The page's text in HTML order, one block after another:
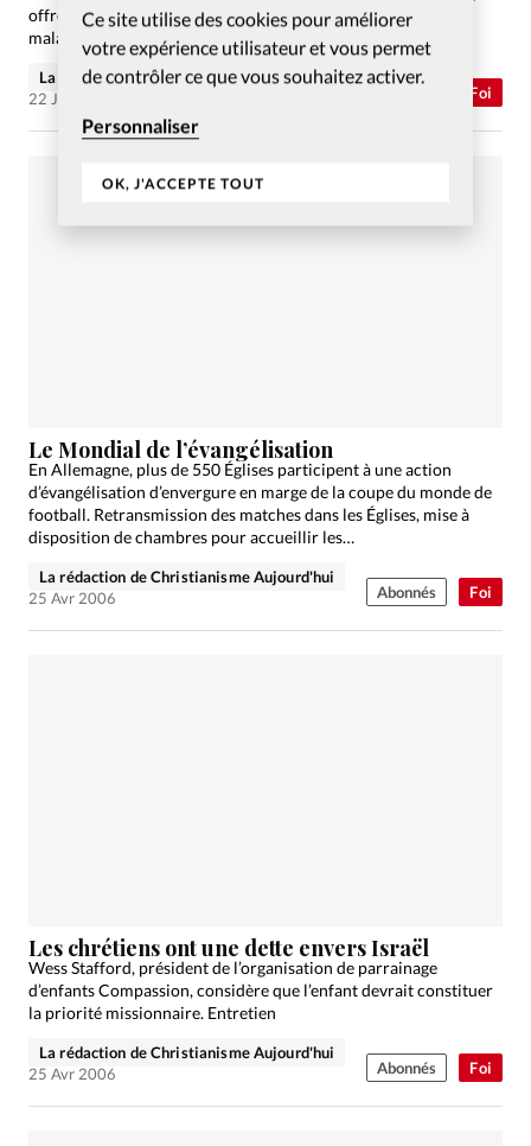
Ce site utilise des cookies pour améliorer
votre expérience utilisateur et vous permet
de contrôler ce que vous souhaitez activer.
Personnaliser
OK, J'ACCEPTE TOUT
Foi
offre l’hospitalité aux autres confessions et à beaucoup de
malades. Portrait d’un homme qui ne craint pas la critique
La rédaction de Christianisme Aujourd'hui
22 Juin 2006
Foi
Le Mondial de l’évangélisation
En Allemagne, plus de 550 Églises participent à une action
d’évangélisation d’envergure en marge de la coupe du monde de
football. Retransmission des matches dans les Églises, mise à
disposition de chambres pour accueillir les…
La rédaction de Christianisme Aujourd'hui
25 Avr 2006
Abonnés
Foi
Les chrétiens ont une dette envers Israël
Wess Stafford, président de l’organisation de parrainage
d’enfants Compassion, considère que l’enfant devrait constituer
la priorité missionnaire. Entretien
La rédaction de Christianisme Aujourd'hui
25 Avr 2006
Abonnés